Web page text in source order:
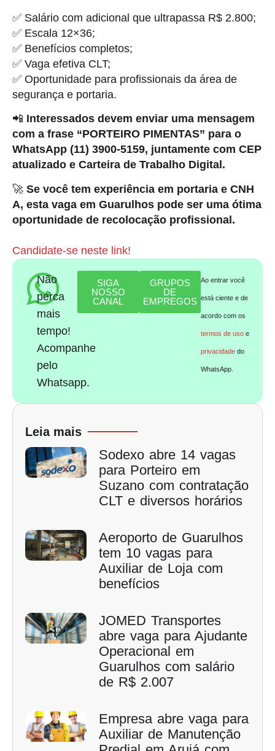
✅ Salário com adicional que ultrapassa R$ 2.800;
✅ Escala 12×36;
✅ Benefícios completos;
✅ Vaga efetiva CLT;
✅ Oportunidade para profissionais da área de
segurança e portaria.
📲 Interessados devem enviar uma mensagem
com a frase “PORTEIRO PIMENTAS” para o
WhatsApp (11) 3900-5159, juntamente com CEP
atualizado e Carteira de Trabalho Digital.
🚀 Se você tem experiência em portaria e CNH
A, esta vaga em Guarulhos pode ser uma ótima
oportunidade de recolocação profissional.
Candidate-se neste link!
Não
perca
mais
tempo!
Acompanhe
pelo
Whatsapp.
SIGA
NOSSO
CANAL
GRUPOS
DE
EMPREGOS
Ao entrar você
está ciente e de
acordo com os
termos de uso e
privacidade do
WhatsApp.
Leia mais
Sodexo abre 14 vagas
para Porteiro em
Suzano com contratação
CLT e diversos horários
Aeroporto de Guarulhos
tem 10 vagas para
Auxiliar de Loja com
benefícios
JOMED Transportes
abre vaga para Ajudante
Operacional em
Guarulhos com salário
de R$ 2.007
Empresa abre vaga para
Auxiliar de Manutenção